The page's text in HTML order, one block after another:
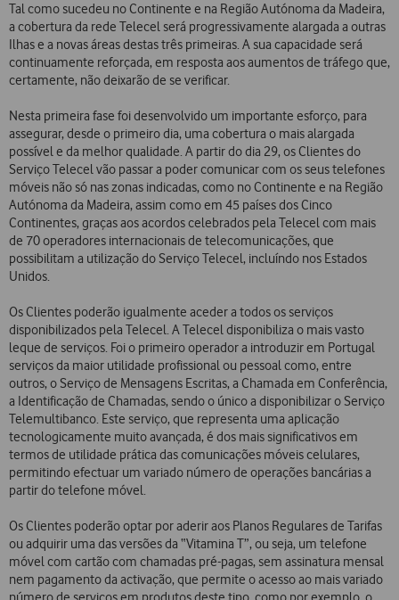
Tal como sucedeu no Continente e na Região Autónoma da Madeira,
a cobertura da rede Telecel será progressivamente alargada a outras
Ilhas e a novas áreas destas três primeiras. A sua capacidade será
continuamente reforçada, em resposta aos aumentos de tráfego que,
certamente, não deixarão de se verificar.
Nesta primeira fase foi desenvolvido um importante esforço, para
assegurar, desde o primeiro dia, uma cobertura o mais alargada
possível e da melhor qualidade. A partir do dia 29, os Clientes do
Serviço Telecel vão passar a poder comunicar com os seus telefones
móveis não só nas zonas indicadas, como no Continente e na Região
Autónoma da Madeira, assim como em 45 países dos Cinco
Continentes, graças aos acordos celebrados pela Telecel com mais
de 70 operadores internacionais de telecomunicações, que
possibilitam a utilização do Serviço Telecel, incluíndo nos Estados
Unidos.
Os Clientes poderão igualmente aceder a todos os serviços
disponibilizados pela Telecel. A Telecel disponibiliza o mais vasto
leque de serviços. Foi o primeiro operador a introduzir em Portugal
serviços da maior utilidade profissional ou pessoal como, entre
outros, o Serviço de Mensagens Escritas, a Chamada em Conferência,
a Identificação de Chamadas, sendo o único a disponibilizar o Serviço
Telemultibanco. Este serviço, que representa uma aplicação
tecnologicamente muito avançada, é dos mais significativos em
termos de utilidade prática das comunicações móveis celulares,
permitindo efectuar um variado número de operações bancárias a
partir do telefone móvel.
Os Clientes poderão optar por aderir aos Planos Regulares de Tarifas
ou adquirir uma das versões da “Vitamina T”, ou seja, um telefone
móvel com cartão com chamadas pré-pagas, sem assinatura mensal
nem pagamento da activação, que permite o acesso ao mais variado